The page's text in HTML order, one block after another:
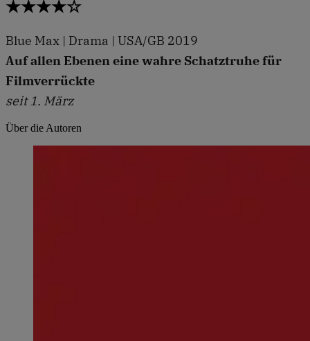
★★★★☆
Blue Max | Drama | USA/GB 2019
Auf allen Ebenen eine wahre Schatztruhe für
Filmverrückte
seit 1. März
Über die Autoren